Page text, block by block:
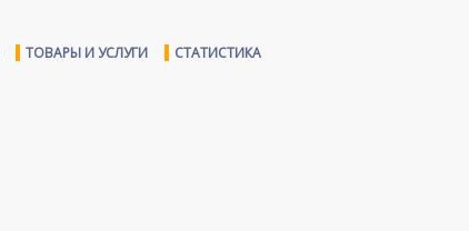
ТОВАРЫ И УСЛУГИ СТАТИСТИКА